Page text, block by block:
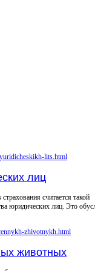
лиц
считается такой
юридических лиц. Это
животных